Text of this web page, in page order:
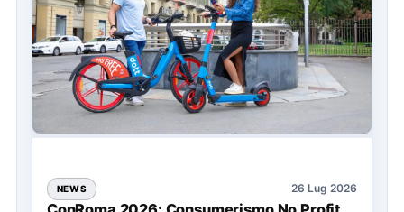
NEWS 26 Lug 2026